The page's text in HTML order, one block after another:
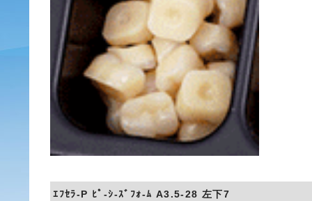
ｴﾌｾﾗ-P ﾋﾟ-ｼ-ｽﾞﾌｫ-ﾑ A3.5-28 左下7